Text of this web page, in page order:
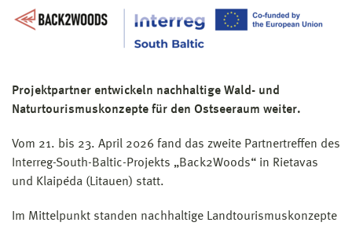
Projektpartner entwickeln nachhaltige Wald- und
Naturtourismuskonzepte für den Ostseeraum weiter.
Vom 21. bis 23. April 2026 fand das zweite Partnertreffen des
Interreg-South-Baltic-Projekts „Back2Woods“ in Rietavas
und Klaipėda (Litauen) statt.
Im Mittelpunkt standen nachhaltige Landtourismuskonzepte